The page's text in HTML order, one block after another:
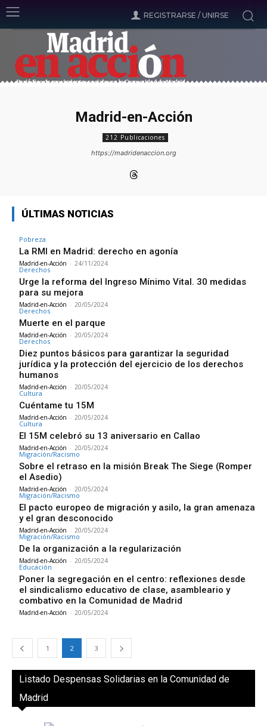
REGISTRARSE / UNIRSE
Madrid-en-Acción
212 Publicaciones
https://madridenaccion.org
ÚLTIMAS NOTICIAS
Pobreza
La RMI en Madrid: derecho en agonía
Madrid-en-Acción - 24/11/2024
Derechos
Urge la reforma del Ingreso Mínimo Vital. 30 medidas
para su mejora
Madrid-en-Acción - 20/05/2024
Derechos
Muerte en el parque
Madrid-en-Acción - 20/05/2024
Derechos
Diez puntos básicos para garantizar la seguridad
jurídica y la protección del ejercicio de los derechos
humanos
Madrid-en-Acción - 20/05/2024
Cultura
Cuéntame tu 15M
Madrid-en-Acción - 20/05/2024
Cultura
El 15M celebró su 13 aniversario en Callao
Madrid-en-Acción - 20/05/2024
Migración/Racismo
Sobre el retraso en la misión Break The Siege (Romper
el Asedio)
Madrid-en-Acción - 20/05/2024
Migración/Racismo
El pacto europeo de migración y asilo, la gran amenaza
y el gran desconocido
Madrid-en-Acción - 20/05/2024
Migración/Racismo
De la organización a la regularización
Madrid-en-Acción - 20/05/2024
Educación
Poner la segregación en el centro: reflexiones desde
el sindicalismo educativo de clase, asambleario y
combativo en la Comunidad de Madrid
Madrid-en-Acción - 20/05/2024
1 2 3
Listado Despensas Solidarias en la Comunidad de
Madrid